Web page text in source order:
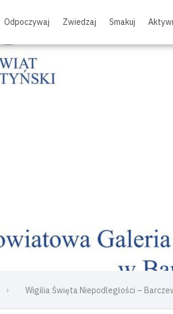
Odpoczywaj Zwiedzaj Smakuj
Wigilia Święta Niepodległości –